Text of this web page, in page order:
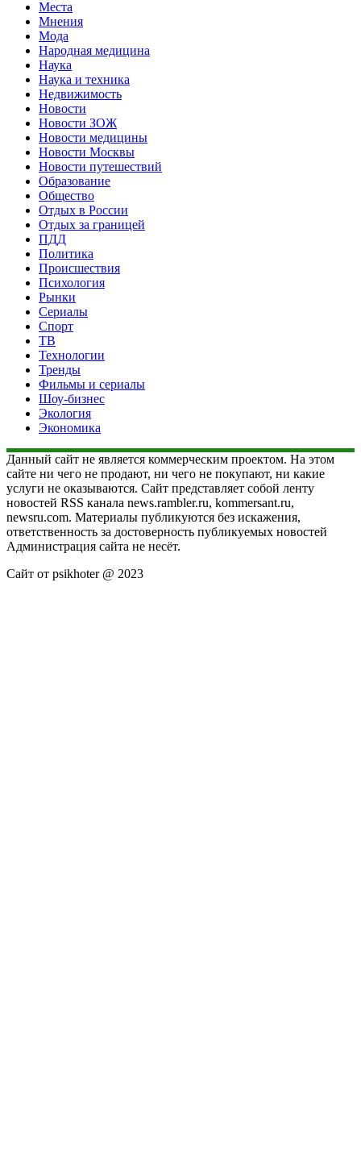
Места
Мнения
Мода
Народная медицина
Наука
Наука и техника
Недвижимость
Новости
Новости ЗОЖ
Новости медицины
Новости Москвы
Новости путешествий
Образование
Общество
Отдых в России
Отдых за границей
ПДД
Политика
Происшествия
Психология
Рынки
Сериалы
Спорт
ТВ
Технологии
Тренды
Фильмы и сериалы
Шоу-бизнес
Экология
Экономика
Данный сайт не является коммерческим проектом. На этом
сайте ни чего не продают, ни чего не покупают, ни какие
услуги не оказываются. Сайт представляет собой ленту
новостей RSS канала news.rambler.ru, kommersant.ru,
newsru.com. Материалы публикуются без искажения,
ответственность за достоверность публикуемых новостей
Администрация сайта не несёт.
Сайт от psikhoter @ 2023